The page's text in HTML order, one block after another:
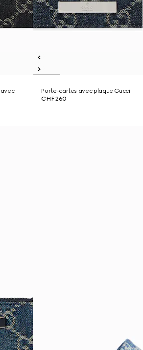
Porte-cartes avec plaque Gucci
CHF 260